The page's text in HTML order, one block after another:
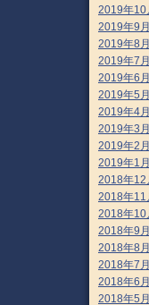
2019年10
2019年9月
2019年8月
2019年7月
2019年6月
2019年5月
2019年4月
2019年3月
2019年2月
2019年1月
2018年12
2018年11
2018年10
2018年9月
2018年8月
2018年7月
2018年6月
2018年5月